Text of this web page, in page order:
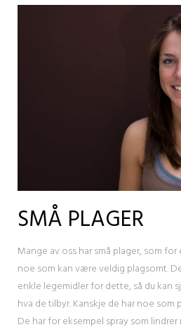
SMÅ PLAGER
Mange av oss har små plager, som for
noe som kan være veldig plagsomt.
enkle legemidler for dette, så du kan
hva de tilbyr. Kanskje de har noe som
De har for eksempel spray som